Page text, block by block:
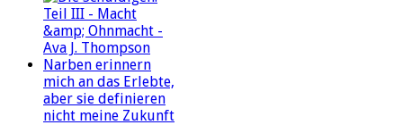
Narben erinnern
mich an das Erlebte,
aber sie definieren
nicht meine Zukunft